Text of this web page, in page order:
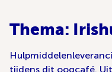
Thema:
tijdens dit oogcafé.